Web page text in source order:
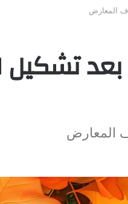
المعارض
تشكيل
المعارض